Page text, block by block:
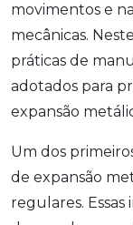
movimentos e
mecânicas.
práticas de
adotados para
expansão
Um dos
de expansão
regulares.